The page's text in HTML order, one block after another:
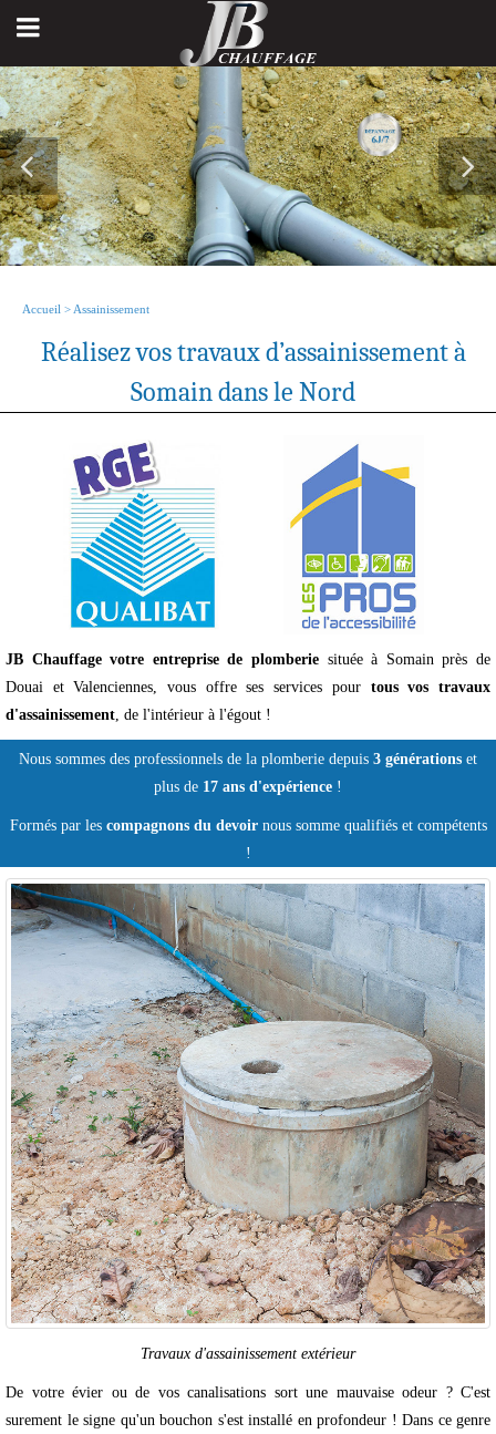
Accueil > Assainissement
Réalisez vos travaux d’assainissement à
Somain dans le Nord
JB Chauffage votre entreprise de plomberie située à Somain près de
Douai et Valenciennes, vous offre ses services pour tous vos travaux
d'assainissement , de l'intérieur à l'égout !
Nous sommes des professionnels de la plomberie depuis 3 générations et
plus de 17 ans d'expérience !
Formés par les compagnons du devoirnous somme qualifiés et compétents
!
Travaux d'assainissement extérieur
De votre évier ou de vos canalisations sort une mauvaise odeur ? C'est
surement le signe qu'un bouchon s'est installé en profondeur ! Dans ce genre